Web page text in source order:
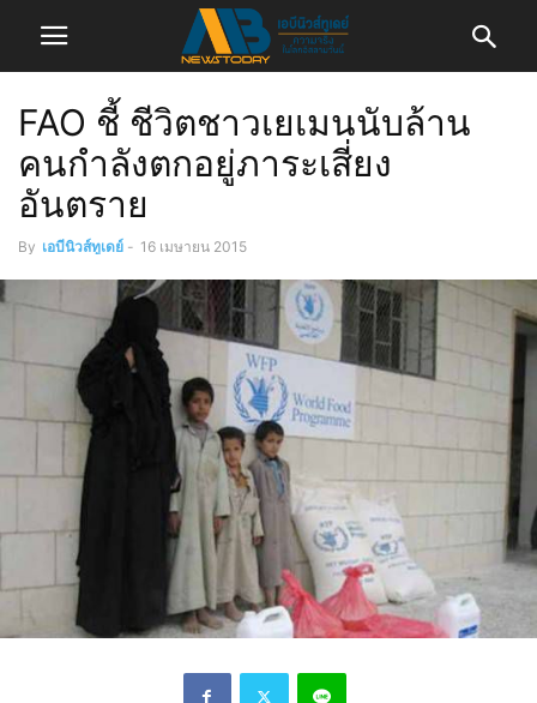
FAO ชี้ ชีวิตชาวเยเมนนับล้าน
คนกำลังตกอยู่ภาระเสี่ยง
อันตราย
By เอบีนิวส์ทูเดย์ - 16 เมษายน 2015